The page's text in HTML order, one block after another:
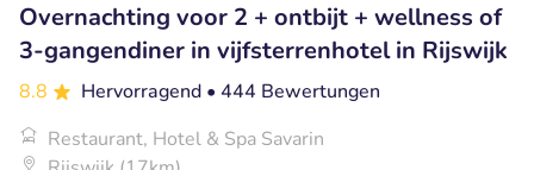
Overnachting voor 2 + ontbijt + wellness of
3-gangendiner in vijfsterrenhotel in Rijswijk
8.8 Hervorragend • 444 Bewertungen
Restaurant, Hotel & Spa Savarin